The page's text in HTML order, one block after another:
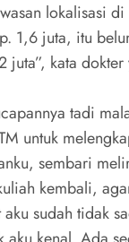
lokalisasi
1,6 juta, itu
kata
tadi
untuk
sembari
kembali,
sudah tidak